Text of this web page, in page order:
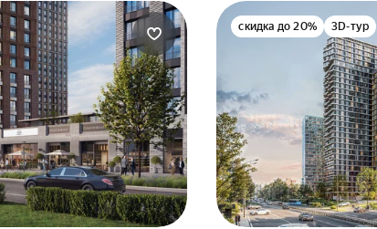
скидка до 20% 3D-тур